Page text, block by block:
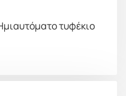
τυφέκιο